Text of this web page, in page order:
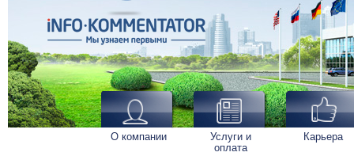
О компании Услуги и
оплата
Карьера